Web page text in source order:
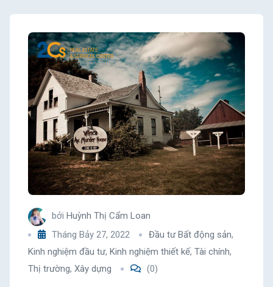
bởi Huỳnh Thị Cẩm Loan
Tháng Bảy 27, 2022
Đầu tư Bất động sản,
Kinh nghiệm đầu tư, Kinh nghiệm thiết kế, Tài chính,
Thị trường, Xây dựng (0)